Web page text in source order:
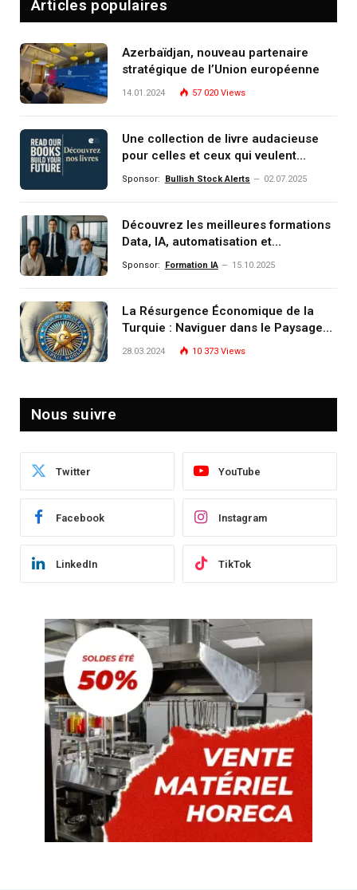
Articles populaires
Azerbaïdjan, nouveau partenaire
stratégique de l’Union européenne
14.01.2024 57 020 Views
Une collection de livre audacieuse
pour celles et ceux qui veulent
comprendre, investir et dominer le
Sponsor: Bullish Stock Alerts 02.07.2025
Découvrez les meilleures formations
Data, IA, automatisation et
investissement (gestion de
Sponsor: Formation IA 15.10.2025
La Résurgence Économique de la
Turquie : Naviguer dans le Paysage
Post-Crise
28.03.2024 10 373 Views
Nous suivre
Twitter YouTube
Facebook Instagram
LinkedIn TikTok